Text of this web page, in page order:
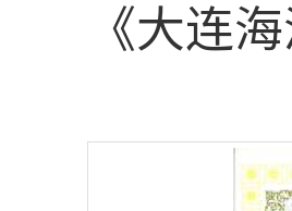
《大连